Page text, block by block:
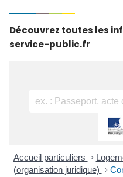
Découvrez toutes les
service-public.fr
Accueil particuliers >
(organisation juridique) >